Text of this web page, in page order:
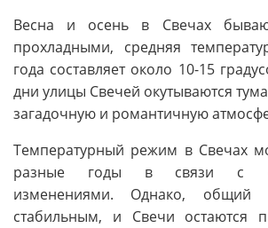
Весна и осень в Свечах
прохладными, средняя
года составляет около 10-15
дни улицы Свечей окутываются
загадочную и романтичную
Температурный режим в Свечах
разные годы в связи с
изменениями. Однако, общий
стабильным, и Свечи остаются